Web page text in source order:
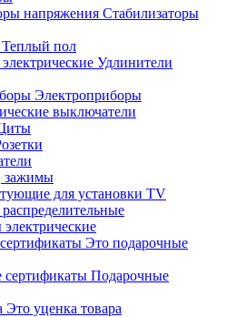
Стабилизаторы
Теплый пол
Удлинители
Электроприборы
выключатели
зажимы
для установки TV
Это подарочные
Подарочные
Это уценка товара